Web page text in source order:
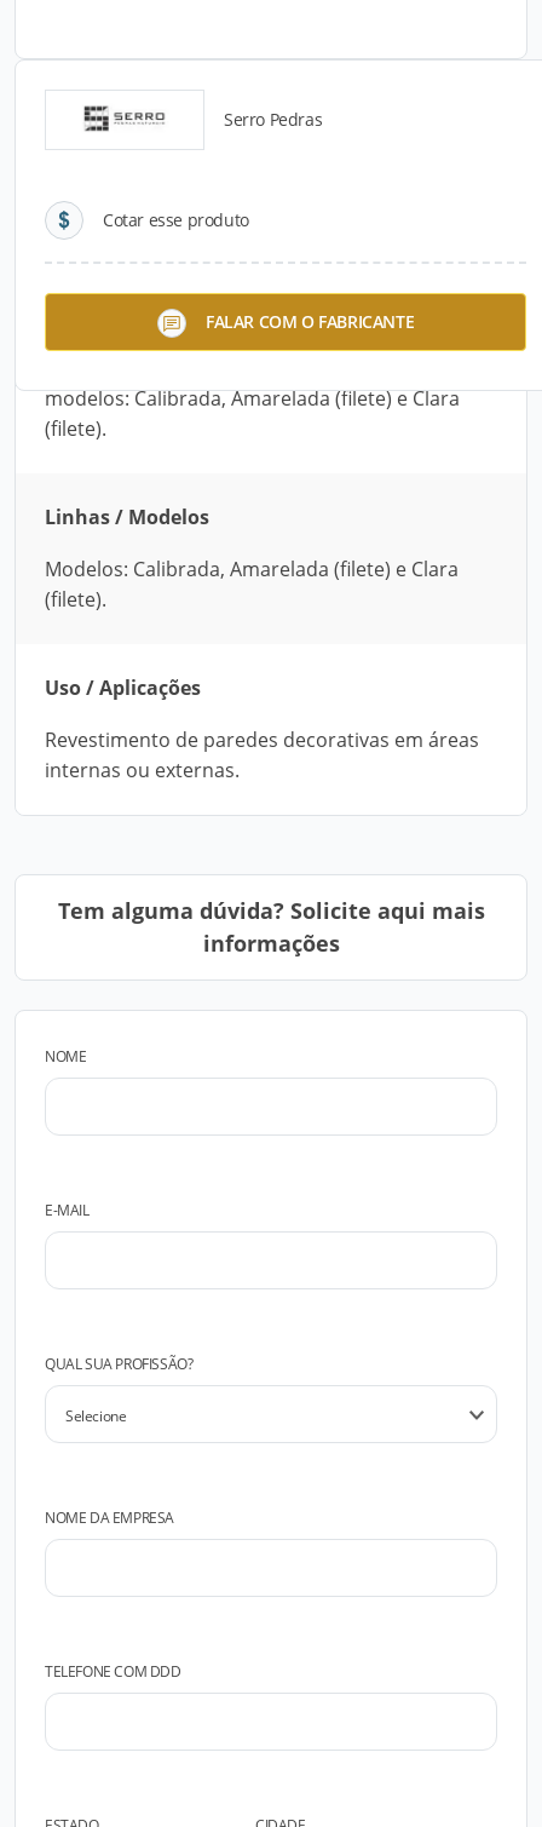
Serro Pedras
Cotar esse produto
FALAR COM O FABRICANTE
Detalhes do produto
Descrição do Produto
A pedra Canjiquinha é muito utilizada no
revestimento de paredes decorativas em áreas
modelos: Calibrada, Amarelada (filete) e Clara
(filete).
Linhas / Modelos
Modelos: Calibrada, Amarelada (filete) e Clara
(filete).
Uso / Aplicações
Revestimento de paredes decorativas em áreas
internas ou externas.
Tem alguma dúvida? Solicite aqui mais
informações
NOME
E-MAIL
QUAL SUA PROFISSÃO?
NOME DA EMPRESA
TELEFONE COM DDD